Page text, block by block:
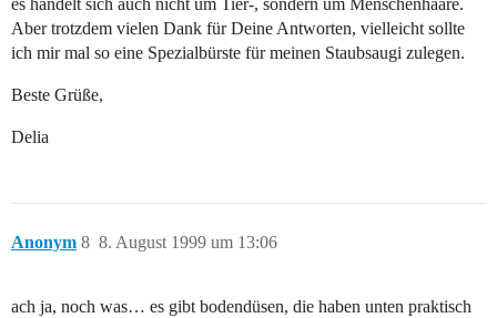
es handelt sich auch nicht um Tier-, sondern um Menschenhaare.
Aber trotzdem vielen Dank für Deine Antworten, vielleicht sollte
ich mir mal so eine Spezialbürste für meinen Staubsaugi zulegen.
Beste Grüße,
Delia
Anonym 8. August 1999 um 13:06
8
ach ja, noch was… es gibt bodendüsen, die haben unten praktisch